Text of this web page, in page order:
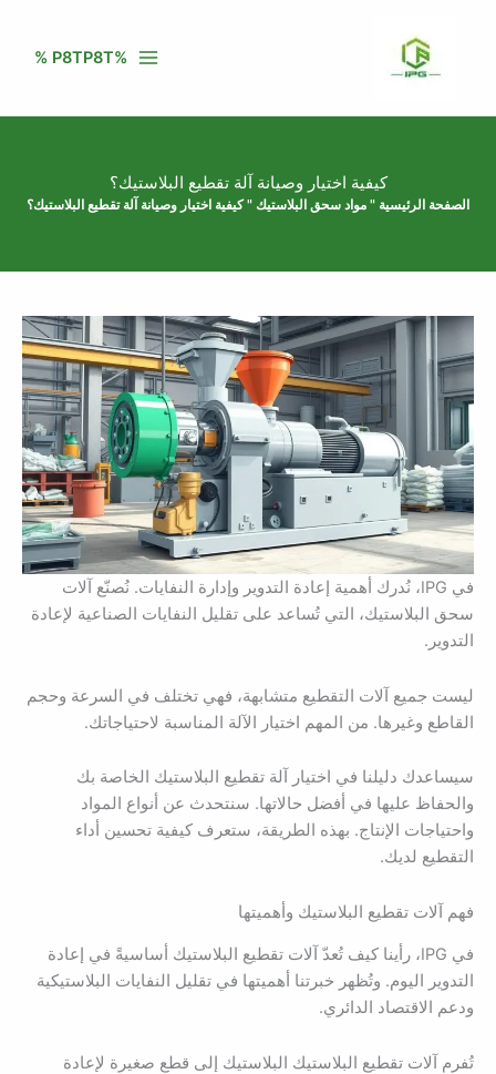
%P8TP8T %
كيفية اختيار وصيانة آلة تقطيع البلاستيك؟
الصفحة الرئيسية " مواد سحق البلاستيك "كيفية اختيار وصيانة آلة تقطيع البلاستيك؟
في IPG، نُدرك أهمية إعادة التدوير وإدارة النفايات. نُصنّع آلات
سحق البلاستيك، التي تُساعد على تقليل النفايات الصناعية لإعادة
التدوير.
ليست جميع آلات التقطيع متشابهة، فهي تختلف في السرعة وحجم
القاطع وغيرها. من المهم اختيار الآلة المناسبة لاحتياجاتك.
سيساعدك دليلنا في اختيار آلة تقطيع البلاستيك الخاصة بك
والحفاظ عليها في أفضل حالاتها. سنتحدث عن أنواع المواد
واحتياجات الإنتاج. بهذه الطريقة، ستعرف كيفية تحسين أداء
التقطيع لديك.
فهم آلات تقطيع البلاستيك وأهميتها
في IPG، رأينا كيف تُعدّ آلات تقطيع البلاستيك أساسيةً في إعادة
التدوير اليوم. وتُظهر خبرتنا أهميتها في تقليل النفايات البلاستيكية
ودعم الاقتصاد الدائري.
تُفرم آلات تقطيع البلاستيك البلاستيك إلى قطع صغيرة لإعادة